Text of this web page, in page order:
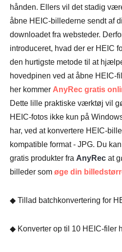
Trin 1.
Trin 2.
hånden. Ellers vil det stadig
åbne HEIC-billederne sendt af
downloadet fra websteder.
introduceret, hvad der er HEIC
den hurtigste metode til at
hovedpinen ved at åbne HEIC-
her kommer AnyRec gratis
Dette lille praktiske værktøj vil
HEIC-fotos ikke kun på
har, ved at konvertere HEIC-
kompatible format - JPG. Du
gratis produkter fra AnyRec at
billeder som øge din
◆ Tillad batchkonvertering for
◆ Konverter op til 10 HEIC-filer